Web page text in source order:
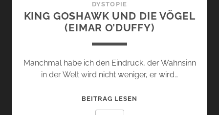
DYSTOPIE
KING GOSHAWK UND DIE VÖGEL
(EIMAR O’DUFFY)
Manchmal habe ich den Eindruck, der Wahnsinn
in der Welt wird nicht weniger, er wird…
BEITRAG LESEN